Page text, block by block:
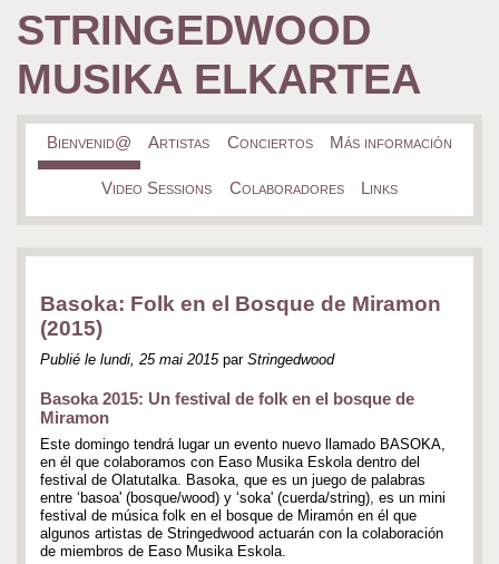
STRINGEDWOOD
MUSIKA ELKARTEA
Bienvenid@ Artistas Conciertos Más información
Video Sessions Colaboradores Links
Basoka: Folk en el Bosque de Miramon
(2015)
Publié le lundi, 25 mai 2015par Stringedwood
Basoka 2015: Un festival de folk en el bosque de
Miramon
Este domingo tendrá lugar un evento nuevo llamado BASOKA,
en él que colaboramos con Easo Musika Eskola dentro del
festival de Olatutalka. Basoka, que es un juego de palabras
entre ‘basoa' (bosque/wood) y ‘soka' (cuerda/string), es un mini
festival de música folk en el bosque de Miramón en él que
algunos artistas de Stringedwood actuarán con la colaboración
de miembros de Easo Musika Eskola.